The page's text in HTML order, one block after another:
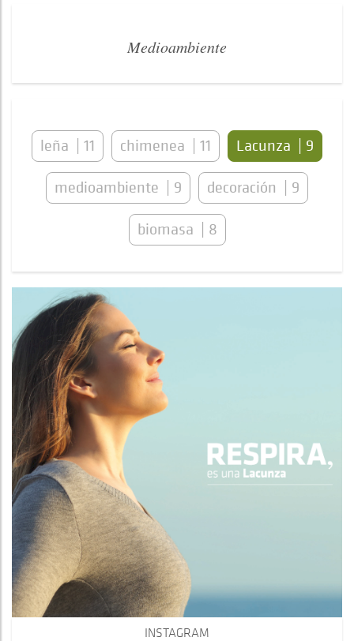
Medioambiente
leña 11 chimenea 11 Lacunza 9
medioambiente 9 decoración 9
biomasa 8
INSTAGRAM